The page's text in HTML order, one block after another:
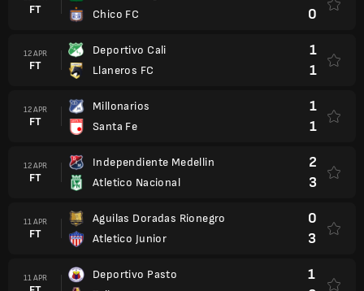
FT
Chico FC
0
12 APR
FT
Deportivo Cali
Llaneros FC
1
1
12 APR
FT
Millonarios
Santa Fe
1
1
12 APR
FT
Independiente Medellin
Atletico Nacional
2
3
11 APR
FT
Aguilas Doradas Rionegro
Atletico Junior
0
3
11 APR
Deportivo Pasto
1